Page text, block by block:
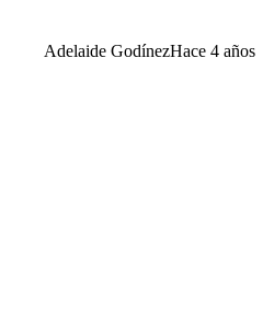
Adelaide GodínezHace 4 años